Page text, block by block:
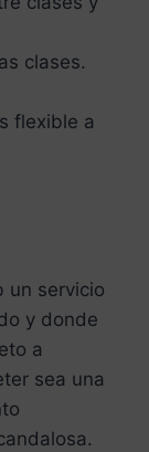
clases.
flexible a
un servicio
y donde
a
sea una